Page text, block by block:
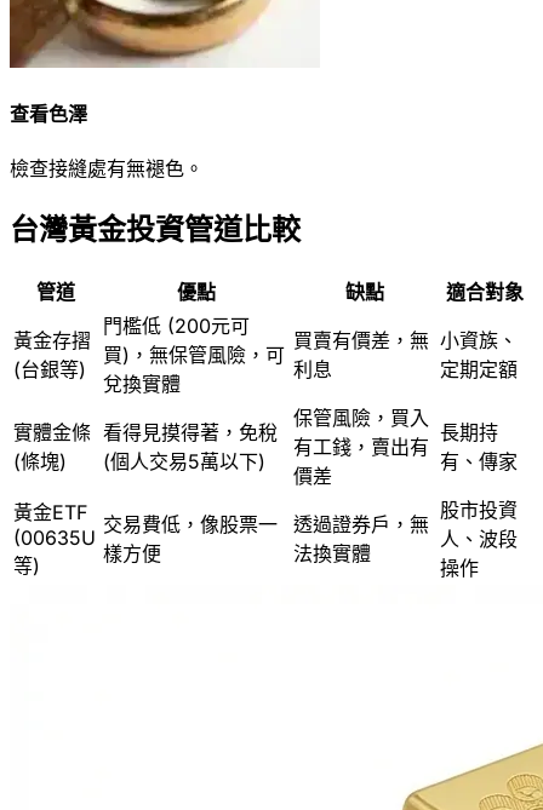
查看色澤
檢查接縫處有無褪色。
台灣黃金投資管道比較
管道 優點 缺點
適合對象
黃金存摺
(台銀等)
門檻低 (200元可
買)，無保管風險，可
兌換實體
買賣有價差，無
利息
小資族、
定期定額
實體金條
(條塊)
看得見摸得著，免稅
(個人交易5萬以下)
保管風險，買入
有工錢，賣出有
價差
長期持
有、傳家
黃金ETF
(00635U
等)
交易費低，像股票一
樣方便
透過證券戶，無
法換實體
股市投資
人、波段
操作